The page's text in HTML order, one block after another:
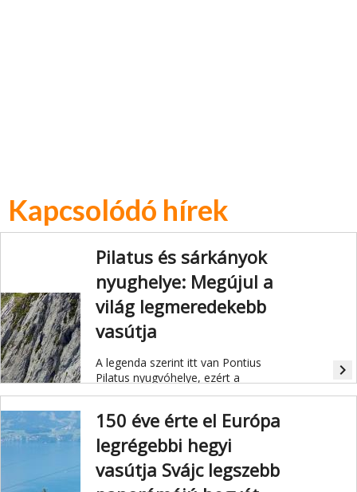
Kapcsolódó hírek
Pilatus és sárkányok
nyughelye: Megújul a
világ legmeredekebb
vasútja
A legenda szerint itt van Pontius
Pilatus nyugvóhelye, ezért a
középkorban szigorúan tilos volt
hamarosan forgalomba álló
panoráma vasútttal is megtehető.
navigate_next
150 éve érte el Európa
legrégebbi hegyi
vasútja Svájc legszebb